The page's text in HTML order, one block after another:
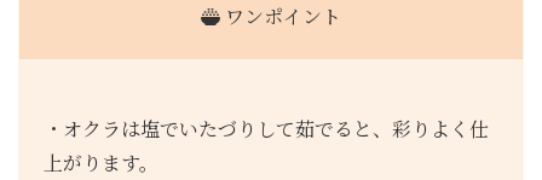
ワンポイント
・オクラは塩でいたづりして茹でると、彩りよく仕
上がります。